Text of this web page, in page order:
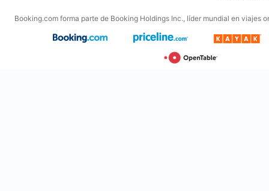
Booking.com forma parte de Booking Holdings Inc., líder mundial en viajes